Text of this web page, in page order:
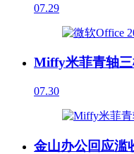
07.29
Miffy米菲青轴
07.30
金山办公回应滥